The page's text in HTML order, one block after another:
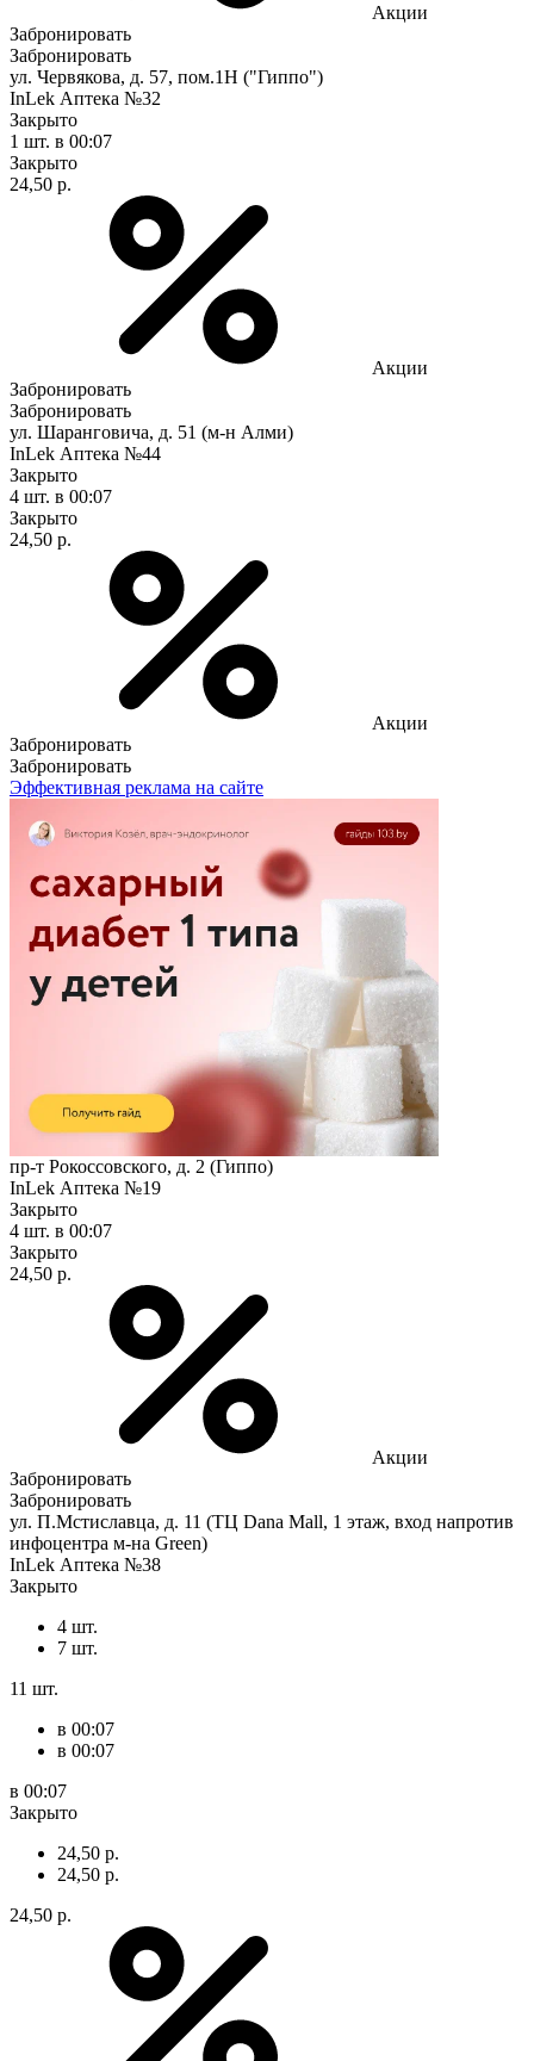
Акции
Забронировать
Забронировать
ул. Червякова, д. 57, пом.1Н ("Гиппо")
InLek Аптека №32
Закрыто
1 шт. в 00:07
Закрыто
24,50 р.
Акции
Забронировать
Забронировать
ул. Шаранговича, д. 51 (м-н Алми)
InLek Аптека №44
Закрыто
4 шт. в 00:07
Закрыто
24,50 р.
Акции
Забронировать
Забронировать
Эффективная реклама на сайте
пр-т Рокоссовского, д. 2 (Гиппо)
InLek Аптека №19
Закрыто
4 шт. в 00:07
Закрыто
24,50 р.
Акции
Забронировать
Забронировать
ул. П.Мстиславца, д. 11 (ТЦ Dana Mall, 1 этаж, вход напротив
инфоцентра м-на Green)
InLek Аптека №38
Закрыто
4 шт.
7 шт.
11 шт.
в 00:07
в 00:07
в 00:07
Закрыто
24,50 р.
24,50 р.
24,50 р.